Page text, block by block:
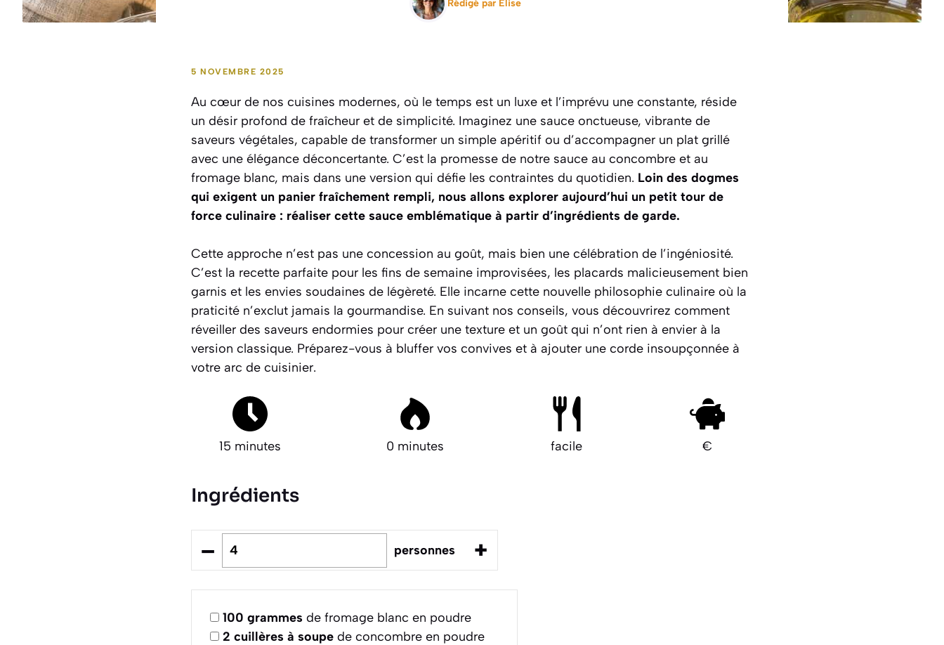
Rédigé par Elise
5 NOVEMBRE 2025
Au cœur de nos cuisines modernes, où le temps est un luxe et l’imprévu une constante, réside
un désir profond de fraîcheur et de simplicité. Imaginez une sauce onctueuse, vibrante de
saveurs végétales, capable de transformer un simple apéritif ou d’accompagner un plat grillé
avec une élégance déconcertante. C’est la promesse de notre sauce au concombre et au
fromage blanc, mais dans une version qui défie les contraintes du quotidien. Loin des dogmes
qui exigent un panier fraîchement rempli, nous allons explorer aujourd’hui un petit tour de
force culinaire : réaliser cette sauce emblématique à partir d’ingrédients de garde.
Cette approche n’est pas une concession au goût, mais bien une célébration de l’ingéniosité.
C’est la recette parfaite pour les fins de semaine improvisées, les placards malicieusement bien
garnis et les envies soudaines de légèreté. Elle incarne cette nouvelle philosophie culinaire où la
praticité n’exclut jamais la gourmandise. En suivant nos conseils, vous découvrirez comment
réveiller des saveurs endormies pour créer une texture et un goût qui n’ont rien à envier à la
version classique. Préparez-vous à bluffer vos convives et à ajouter une corde insoupçonnée à
votre arc de cuisinier.
15 minutes 0 minutes facile €
Ingrédients
– personnes +
100 grammes de fromage blanc en poudre
2 cuillères à soupe de concombre en poudre